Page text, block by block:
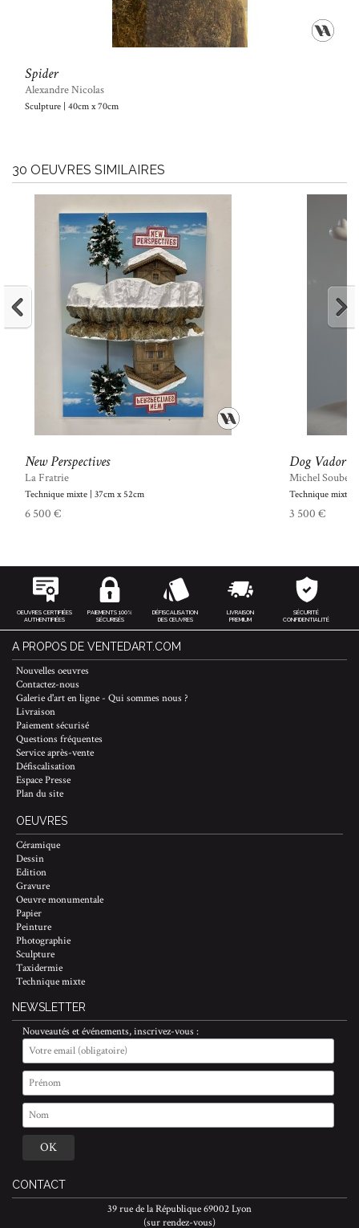
Spider
Alexandre Nicolas
Sculpture | 40cm x 70cm
30 OEUVRES SIMILAIRES
New Perspectives
La Fratrie
Technique mixte | 37cm x 52cm
6 500 €
Dog Vador
Michel
Technique mixte |
3 500 €
OEUVRES CERTIFIÉES
AUTHENTIFIÉES
PAIEMENTS 100%
SÉCURISÉS
DÉFISCALISATION
DES ŒUVRES
LIVRAISON
PREMIUM
SÉCURITÉ
CONFIDENTIALITÉ
A PROPOS DE VENTEDART.COM
Nouvelles oeuvres
Contactez-nous
Galerie d'art en ligne - Qui sommes nous ?
Livraison
Paiement sécurisé
Questions fréquentes
Service après-vente
Défiscalisation
Espace Presse
Plan du site
OEUVRES
Céramique
Dessin
Edition
Gravure
Oeuvre monumentale
Papier
Peinture
Photographie
Sculpture
Taxidermie
Technique mixte
NEWSLETTER
Nouveautés et événements, inscrivez-vous :
CONTACT
39 rue de la République 69002 Lyon
(sur rendez-vous)